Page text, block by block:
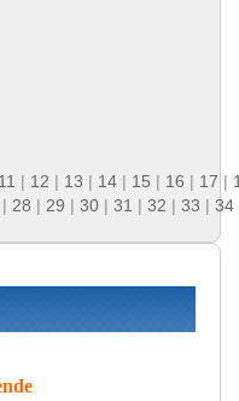
11 | 12 | 13 | 14 | 15 | 16 | 17 |
| 28 | 29 | 30 | 31 | 32 | 33 | 34